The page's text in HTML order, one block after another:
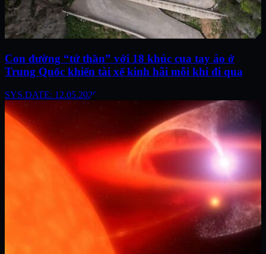
Con đường “tử thần” với 18 khúc cua tay áo ở
Trung Quốc khiến tài xế kinh hãi mỗi khi đi qua
SYS.DATE: 12.05.2026